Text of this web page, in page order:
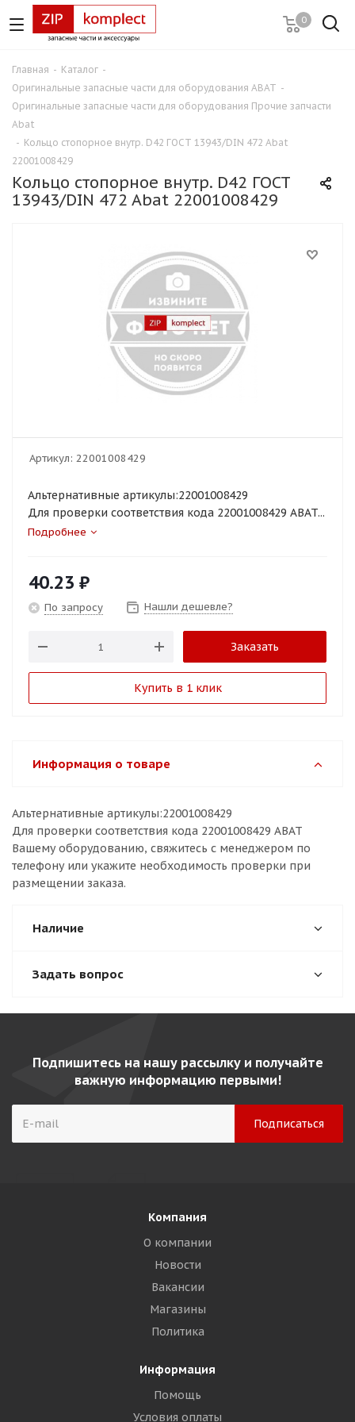
0
Главная - Каталог -
Оригинальные запасные части для оборудования ABAT -
Оригинальные запасные части для оборудования Прочие запчасти
Abat
- Кольцо стопорное внутр. D42 ГОСТ 13943/DIN 472 Abat
22001008429
Кольцо стопорное внутр. D42 ГОСТ
13943/DIN 472 Abat 22001008429
Артикул: 22001008429
Альтернативные артикулы:22001008429
Для проверки соответствия кода 22001008429 ABAT...
Подробнее
40.23 ₽
По запросу Нашли дешевле?
Заказать
Купить в 1 клик
Информация о товаре
Альтернативные артикулы:22001008429
Для проверки соответствия кода 22001008429 ABAT
Вашему оборудованию, свяжитесь с менеджером по
телефону или укажите необходимость проверки при
размещении заказа.
Наличие
Задать вопрос
Подпишитесь на нашу рассылку и получайте
важную информацию первыми!
Компания
О компании
Новости
Вакансии
Магазины
Политика
Информация
Помощь
Условия оплаты